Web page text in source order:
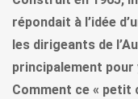
répondait à l’idée
les dirigeants de
principalement pour
Comment ce « petit